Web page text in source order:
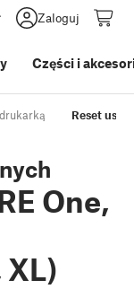
Zaloguj
Części i
Reset
One,